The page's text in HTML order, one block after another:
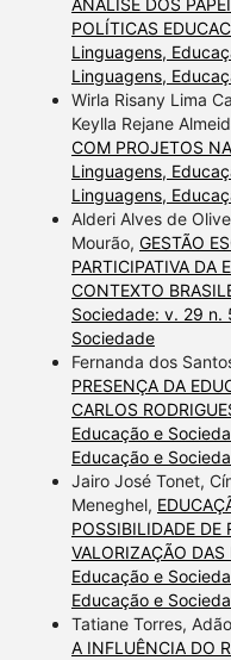
ANÁLISE DOS
POLÍTICAS
Linguagens,
Linguagens,
Wirla Risany Lima
Keylla Rejane
COM PROJETOS
Linguagens,
Linguagens,
Alderi Alves de
Mourão, GESTÃO
PARTICIPATIVA DA
CONTEXTO
Sociedade: v. 29 n.
Sociedade
Fernanda dos
PRESENÇA DA
CARLOS
Educação e
Educação e
Jairo José Tonet,
Meneghel,
POSSIBILIDADE DE
VALORIZAÇÃO DAS
Educação e
Educação e
Tatiane Torres,
A INFLUÊNCIA DO